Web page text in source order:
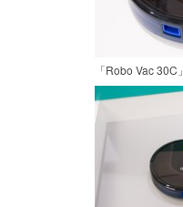
「Robo Vac 30C」